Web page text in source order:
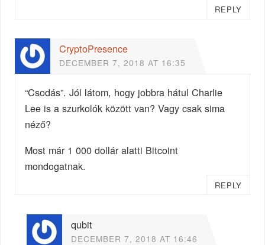
REPLY
CryptoPresence
DECEMBER 7, 2018 AT 16:35
“Csodás”. Jól látom, hogy jobbra hátul Charlie
Lee is a szurkolók között van? Vagy csak sima
néző?
Most már 1 000 dollár alatti Bitcoint
mondogatnak.
REPLY
qubit
DECEMBER 7, 2018 AT 16:46